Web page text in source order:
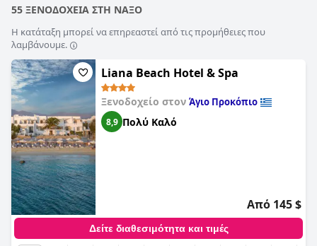
55 ΞΕΝΟΔΟΧΕΙΑ ΣΤΗ ΝΑΞΟ
Η κατάταξη μπορεί να επηρεαστεί από τις προμήθειες που
λαμβάνουμε.
Liana Beach Hotel & Spa
Ξενοδοχείο στον Άγιο Προκόπιο
8,9 Πολύ Καλό
Από 145 $
Δείτε διαθεσιμότητα και τιμές